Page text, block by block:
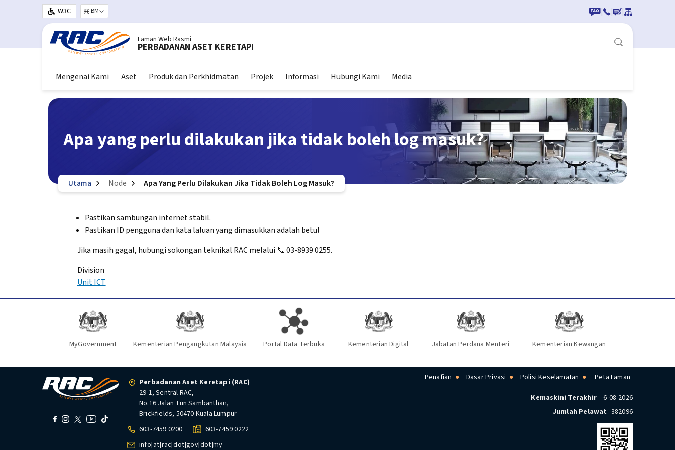
Langkau ke kandungan utama
W3C Select your language | | |
Laman Web Rasmi
PERBADANAN ASET KERETAPI
Mengenai Kami Aset Produk dan Perkhidmatan Projek Informasi Hubungi Kami Media
Apa yang perlu dilakukan jika tidak boleh log masuk?
Utama Node Apa Yang Perlu Dilakukan Jika Tidak Boleh Log Masuk?
Pastikan sambungan internet stabil.
Pastikan ID pengguna dan kata laluan yang dimasukkan adalah betul
Jika masih gagal, hubungi sokongan teknikal RAC melalui 📞 03-8939 0255.
Division
Unit ICT
MyGovernment Kementerian Pengangkutan Malaysia Portal Data Terbuka Kementerian Digital Jabatan Perdana Menteri Kementerian Kewangan
Perbadanan Aset Keretapi (RAC)
29-1, Sentral RAC,
No.16 Jalan Tun Sambanthan,
Brickfields, 50470 Kuala Lumpur
603-7459 0200
603-7459 0222
info[at]rac[dot]gov[dot]my
Penafian Dasar Privasi Polisi Keselamatan Peta Laman
Kemaskini Terakhir
6-08-2026
Jumlah Pelawat 382096